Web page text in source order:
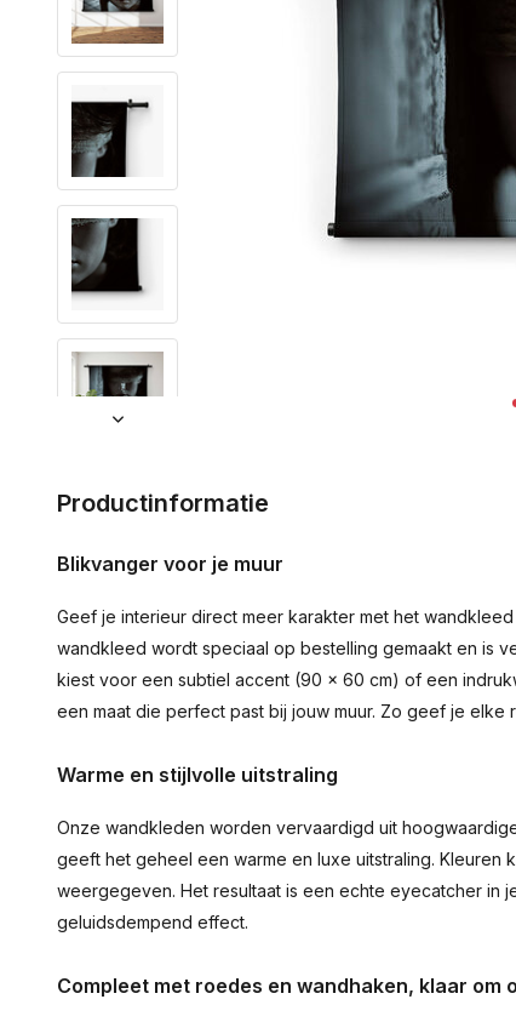
Productinformatie
Blikvanger voor je muur
Geef je interieur direct meer karakter met het
wandkleed wordt speciaal op bestelling gemaakt en is
kiest voor een subtiel accent (90 × 60 cm) of een
een maat die perfect past bij jouw muur. Zo geef je elke
Warme en stijlvolle uitstraling
Onze wandkleden worden vervaardigd uit
geeft het geheel een warme en luxe uitstraling. Kleuren
weergegeven. Het resultaat is een echte eyecatcher in
geluidsdempend effect.
Compleet met roedes en wandhaken, klaar om